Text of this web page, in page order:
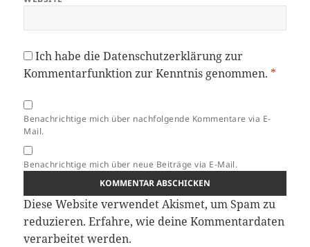
Ich habe dieDatenschutzerklärungzur
Kommentarfunktion zur Kenntnis genommen. *
Benachrichtige mich über nachfolgende Kommentare via E-
Mail.
Benachrichtige mich über neue Beiträge via E-Mail.
Diese Website verwendet Akismet, um Spam zu
reduzieren.Erfahre, wie deine Kommentardaten
verarbeitet werden.